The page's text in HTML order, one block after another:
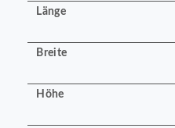
Länge
Breite
Höhe